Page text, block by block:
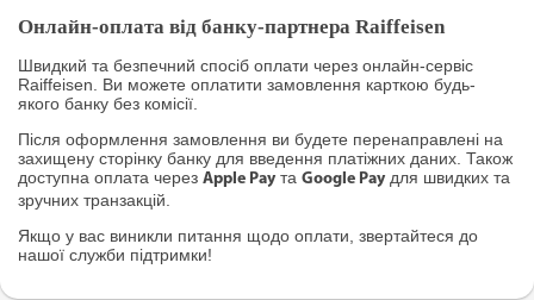
Онлайн-оплата від банку-партнера Raiffeisen
Швидкий та безпечний спосіб оплати через онлайн-сервіс
Raiffeisen. Ви можете оплатити замовлення карткою будь-
якого банку без комісії.
Після оформлення замовлення ви будете перенаправлені на
захищену сторінку банку для введення платіжних даних. Також
доступна оплата через Apple Pay та Google Pay для швидких та
зручних транзакцій.
Якщо у вас виникли питання щодо оплати, звертайтеся до
нашої служби підтримки!